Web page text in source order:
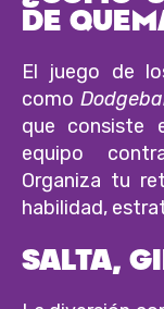
DE
El juego de
como
que consiste
equipo
Organiza tu
habilidad,
SALTA,